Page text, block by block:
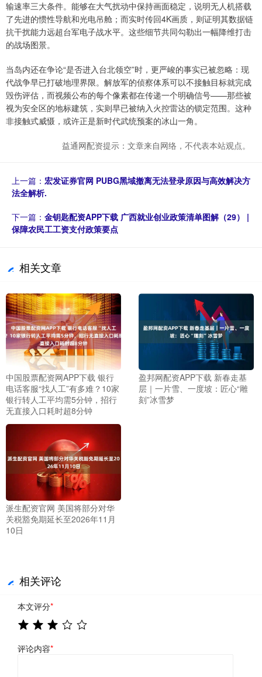
输速率三大条件。能够在大气扰动中保持画面稳定，说明无人机搭载
了先进的惯性导航和光电吊舱；而实时传回4K画质，则证明其数据链
抗干扰能力远超台军电子战水平。这些细节共同勾勒出一幅降维打击
的战场图景。
当岛内还在争论“是否进入台北领空”时，更严峻的事实已被忽略：现
代战争早已打破地理界限。解放军的侦察体系可以不接触目标就完成
毁伤评估，而视频公布的每个像素都在传递一个明确信号——那些被
视为安全区的地标建筑，实则早已被纳入火控雷达的锁定范围。这种
非接触式威慑，或许正是新时代武统预案的冰山一角。
益通网配资提示：文章来自网络，不代表本站观点。
上一篇： 宏发证券官网 PUBG黑域撤离无法登录原因与高效解决方
法全解析.
下一篇： 金钥匙配资APP下载 广西就业创业政策清单图解（29） |
保障农民工工资支付政策要点
相关文章
中国股票配资网APP下载 银行
电话客服“找人工”有多难？10家
银行转人工平均需5分钟，招行
无直接入口耗时超8分钟
盈邦网配资APP下载 新春走基
层｜一片雪、一度坡：匠心“雕
刻”冰雪梦
派生配资官网 美国将部分对华
关税豁免期延长至2026年11月
10日
相关评论
本文评分*
评论内容*